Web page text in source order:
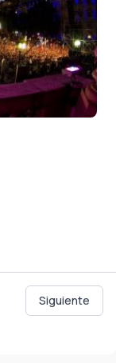
Siguiente